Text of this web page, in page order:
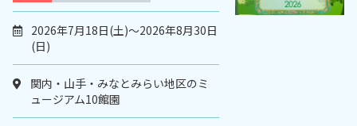
2026年7月18日(土)～2026年8月30日
(日)
関内・山手・みなとみらい地区のミ
ュージアム10館園